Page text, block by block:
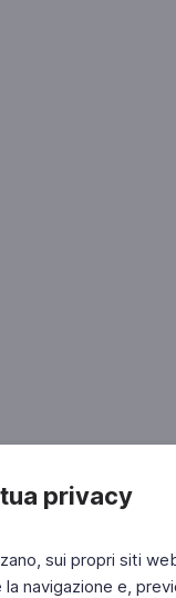
privacy
sui propri siti
navigazione e,